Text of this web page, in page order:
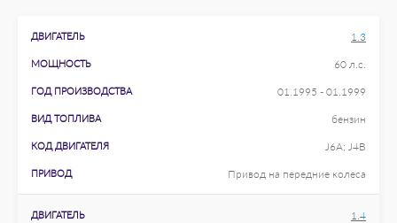
ДВИГАТЕЛЬ 1.3
МОЩНОСТЬ 60 л.с.
ГОД ПРОИЗВОДСТВА 01.1995 - 01.1999
ВИД ТОПЛИВА бензин
КОД ДВИГАТЕЛЯ J6A; J4B
ПРИВОД Привод на передние колеса
ДВИГАТЕЛЬ 1.4